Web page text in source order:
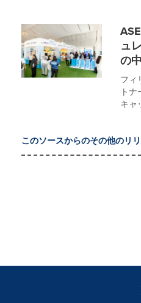
ュ
の
フィ
ト
キャ
このソースからのその他のリ